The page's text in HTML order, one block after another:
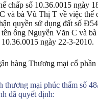
chấp số 10.36.0015 ngày
và bà Vũ Thị T về việc thế
quyền sử dụng đất số
ông Nguyễn Văn C và
ngày 22-3-2010.
hàng Thương mại cổ
thương mại phúc thẩm số
đã quyết định: